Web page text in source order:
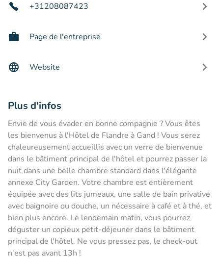
+31208087423
Page de l'entreprise
Website
Plus d'infos
Envie de vous évader en bonne compagnie ? Vous êtes
les bienvenus à l'Hôtel de Flandre à Gand ! Vous serez
chaleureusement accueillis avec un verre de bienvenue
dans le bâtiment principal de l'hôtel et pourrez passer la
nuit dans une belle chambre standard dans l'élégante
annexe City Garden. Votre chambre est entièrement
équipée avec des lits jumeaux, une salle de bain privative
avec baignoire ou douche, un nécessaire à café et à thé, et
bien plus encore. Le lendemain matin, vous pourrez
déguster un copieux petit-déjeuner dans le bâtiment
principal de l'hôtel. Ne vous pressez pas, le check-out
n'est pas avant 13h !